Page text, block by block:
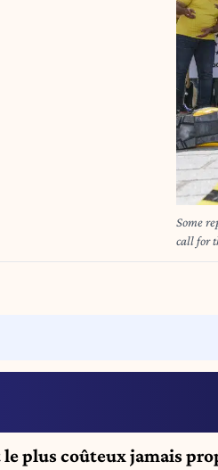
Some
call for
up to
plus coûteux jamais